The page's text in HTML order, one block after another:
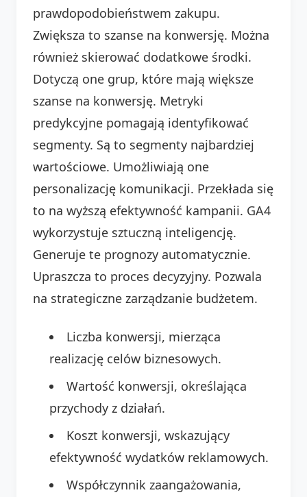
prawdopodobieństwem zakupu.
Zwiększa to szanse na konwersję. Można
również skierować dodatkowe środki.
Dotyczą one grup, które mają większe
szanse na konwersję. Metryki
predykcyjne pomagają identyfikować
segmenty. Są to segmenty najbardziej
wartościowe. Umożliwiają one
personalizację komunikacji. Przekłada się
to na wyższą efektywność kampanii. GA4
wykorzystuje sztuczną inteligencję.
Generuje te prognozy automatycznie.
Upraszcza to proces decyzyjny. Pozwala
na strategiczne zarządzanie budżetem.
Liczba konwersji, mierząca
realizację celów biznesowych.
Wartość konwersji, określająca
przychody z działań.
Koszt konwersji, wskazujący
efektywność wydatków reklamowych.
Współczynnik zaangażowania,